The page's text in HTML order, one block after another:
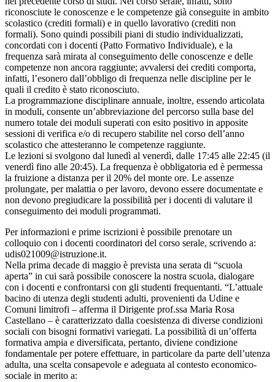
riconosciute le conoscenze e le competenze già conseguite in ambito
scolastico (crediti formali) e in quello lavorativo (crediti non
formali). Sono quindi possibili piani di studio individualizzati,
concordati con i docenti (Patto Formativo Individuale), e la
frequenza sarà mirata al conseguimento delle conoscenze e delle
competenze non ancora raggiunte; avvalersi dei crediti comporta,
infatti, l’esonero dall’obbligo di frequenza nelle discipline per le
quali il credito è stato riconosciuto.
La programmazione disciplinare annuale, inoltre, essendo articolata
in moduli, consente un’abbreviazione del percorso sulla base del
numero totale dei moduli superati con esito positivo in apposite
sessioni di verifica e/o di recupero stabilite nel corso dell’anno
scolastico che attesteranno le competenze raggiunte.
Le lezioni si svolgono dal lunedì al venerdì, dalle 17:45 alle 22:45 (il
venerdì fino alle 20:45). La frequenza è obbligatoria ed è permessa
la fruizione a distanza per il 20% del monte ore. Le assenze
prolungate, per malattia o per lavoro, devono essere documentate e
non devono pregiudicare la possibilità per i docenti di valutare il
conseguimento dei moduli programmati.
Per informazioni e prime iscrizioni è possibile prenotare un
colloquio con i docenti coordinatori del corso serale, scrivendo a:
udis021009@istruzione.it.
Nella prima decade di maggio è prevista una serata di “scuola
aperta” in cui sarà possibile conoscere la nostra scuola, dialogare
con i docenti e confrontarsi con gli studenti frequentanti. “L’attuale
bacino di utenza degli studenti adulti, provenienti da Udine e
Comuni limitrofi – afferma il Dirigente prof.ssa Maria Rosa
Castellano – è caratterizzato dalla coesistenza di diverse condizioni
sociali con bisogni formativi variegati. La possibilità di un’offerta
formativa ampia e diversificata, pertanto, diviene condizione
fondamentale per potere effettuare, in particolare da parte dell’utenza
adulta, una scelta consapevole e adeguata al contesto economico-
sociale in merito a: